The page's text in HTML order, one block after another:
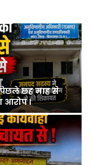
छह माह से
आरोप ।